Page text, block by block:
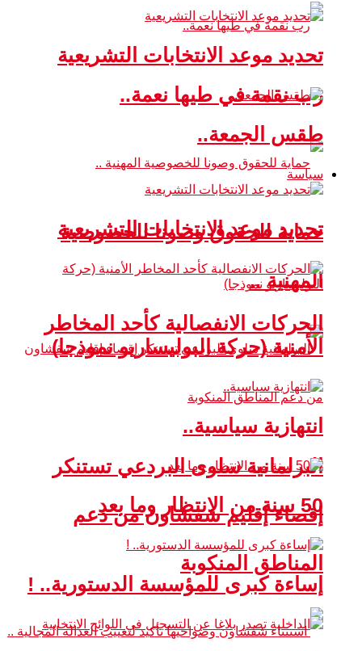
رب نقمة في طيها نعمة..
حماية للحقوق وصونا للخصوصية
المهنية ..
البرلمانية سلوى البردعي تستنكر
إقصاء إقليم شفشاون من دعم
المناطق المنكوبة
تحديد موعد الانتخابات التشريعية
طقس الجمعة..
سياسة
تحديد موعد الانتخابات التشريعية
الحركات الانفصالية كأحد المخاطر
الأمنية (حركة البوليساريو نموذجا)
انتهازية سياسية..
50 سنة من الانتظار وما بعد
إساءة كبرى للمؤسسة الدستورية.. !